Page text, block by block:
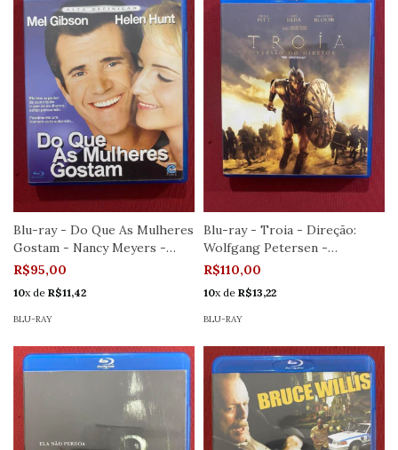
Blu-ray - Do Que As Mulheres
Gostam - Nancy Meyers -
Seminov
R$95,00
10x de R$11,42
BLU-RAY
Blu-ray - Troia - Direção:
Wolfgang Petersen -
Seminovo
R$110,00
10x de R$13,22
BLU-RAY